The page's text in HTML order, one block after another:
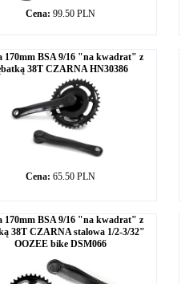
Cena: 99.50 PLN
170mm BSA 9/16 "na kwadrat" z
38T CZARNA HN30386
Cena: 65.50 PLN
170mm BSA 9/16 "na kwadrat" z
38T CZARNA stalowa 1/2-3/32"
OOZEE bike DSM066